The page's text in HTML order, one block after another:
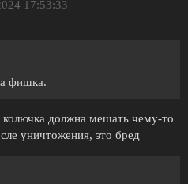
17:53:33
фишка.
должна мешать чему-то
уничтожения, это бред